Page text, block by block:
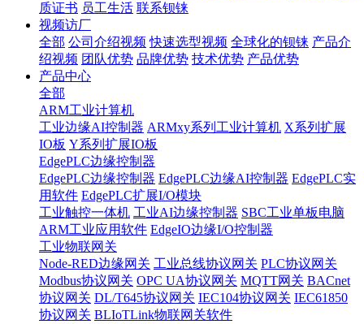
质证书 员工生活 联系钡铼
视频访厂
全部 公司介绍视频 快速选型视频 全球化的钡铼 产品介
绍视频 团队优势 品牌优势 技术优势 产品优势
产品中心
全部
ARM工业计算机
工业边缘AI控制器 ARMxy系列工业计算机 X系列扩展
IO板 Y系列扩展IO板
EdgePLC边缘控制器
EdgePLC边缘控制器 EdgePLC边缘AI控制器 EdgePLC实
用软件 EdgePLC扩展I/O模块
工业触控一体机 工业AI边缘控制器 SBC工业单板电脑
ARM工业应用软件 EdgeIO边缘I/O控制器
工业物联网关
Node-RED边缘网关 工业总线协议网关 PLC协议网关
Modbus协议网关 OPC UA协议网关 MQTT网关 BACnet
协议网关 DL/T645协议网关 IEC104协议网关 IEC61850
协议网关 BLIoTLink物联网关软件